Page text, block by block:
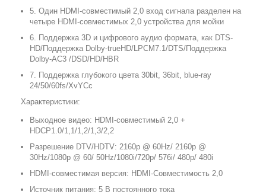
5. Один HDMI-совместимый 2,0 вход сигнала разделен на
четыре HDMI-совместимых 2,0 устройства для мойки
6. Поддержка 3D и цифрового аудио формата, как DTS-
HD/Поддержка Dolby-trueHD/LPCM7.1/DTS/Поддержка
Dolby-AC3 /DSD/HD/HBR
7. Поддержка глубокого цвета 30bit, 36bit, blue-ray
24/50/60fs/XvYCc
Характеристики:
Выходное видео: HDMI-совместимый 2,0 +
HDCP1.0/1,1/1,2/1,3/2,2
Разрешение DTV/HDTV: 2160p @ 60Hz/ 2160p @
30Hz/1080p @ 60/ 50Hz/1080i/720p/ 576i/ 480p/ 480i
HDMI-совместимая версия: HDMI-Совместимость 2,0
Источник питания: 5 В постоянного тока